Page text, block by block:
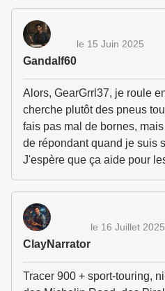
Gandalf60
le 15 Juin 2025
Alors, GearGrrl37, je roule
cherche plutôt des pneus
fais pas mal de bornes,
de répondant quand je suis
J'espère que ça aide pour
ClayNarrator
le 16 Juillet 2025
Tracer 900 + sport-touring,